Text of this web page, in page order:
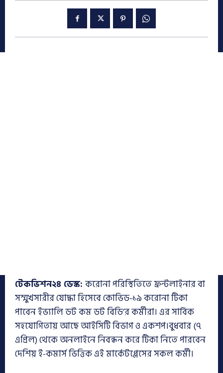
টেকভিশন২৪ ডেস্ক: করোনা পরিস্থিতিতে ফ্রন্টলাইনার বা
সম্মুখসারীর যোদ্ধা হিসেবে কোভিড-১৯ করোনা টিকা
পাবেন ইভ্যালি ডট কম ডট বিডি’র কর্মীরা। এর সার্বিক
সহযোগিতায় আছে আইসিটি বিভাগ ও একশপ।বুধবার (৭
এপ্রিল) থেকে অনলাইনে নিবন্ধন করে টিকা নিতে পারবেন
দেশিয় ই-কমার্স ভিত্তিক এই মার্কেটপ্লেসের সকল কর্মী।